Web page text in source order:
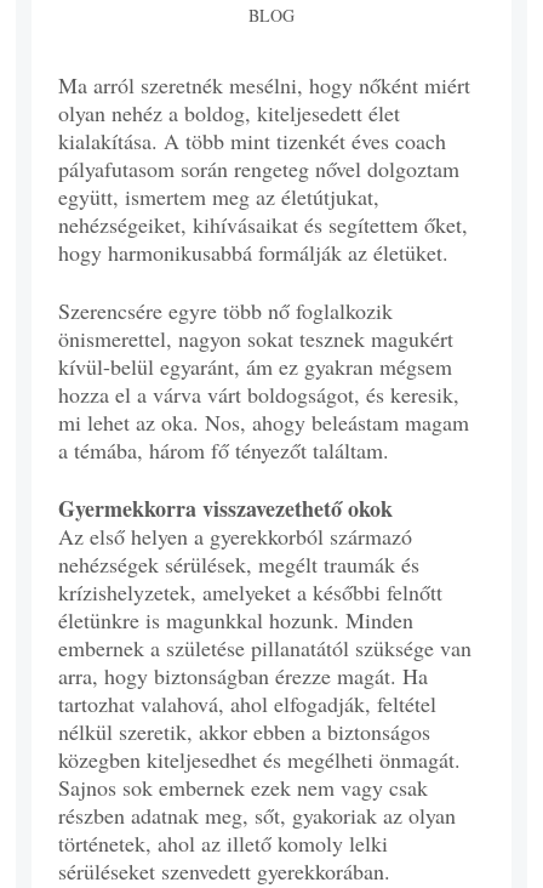
BLOG
Ma arról szeretnék mesélni, hogy nőként miért
olyan nehéz a boldog, kiteljesedett élet
kialakítása. A több mint tizenkét éves coach
pályafutasom során rengeteg nővel dolgoztam
együtt, ismertem meg az életútjukat,
nehézségeiket, kihívásaikat és segítettem őket,
hogy harmonikusabbá formálják az életüket.
Szerencsére egyre több nő foglalkozik
önismerettel, nagyon sokat tesznek magukért
kívül-belül egyaránt, ám ez gyakran mégsem
hozza el a várva várt boldogságot, és keresik,
mi lehet az oka. Nos, ahogy beleástam magam
a témába, három fő tényezőt találtam.
Gyermekkorra visszavezethető okok
Az első helyen a gyerekkorból származó
nehézségek sérülések, megélt traumák és
krízishelyzetek, amelyeket a későbbi felnőtt
életünkre is magunkkal hozunk. Minden
embernek a születése pillanatától szüksége van
arra, hogy biztonságban érezze magát. Ha
tartozhat valahová, ahol elfogadják, feltétel
nélkül szeretik, akkor ebben a biztonságos
közegben kiteljesedhet és megélheti önmagát.
Sajnos sok embernek ezek nem vagy csak
részben adatnak meg, sőt, gyakoriak az olyan
történetek, ahol az illető komoly lelki
sérüléseket szenvedett gyerekkorában.